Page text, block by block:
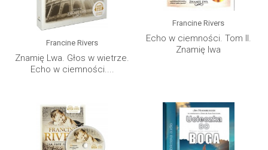
Francine Rivers
Znamię Lwa. Głos w wietrze.
Echo w ciemności....
Francine Rivers
Echo w ciemności. Tom II.
Znamię lwa